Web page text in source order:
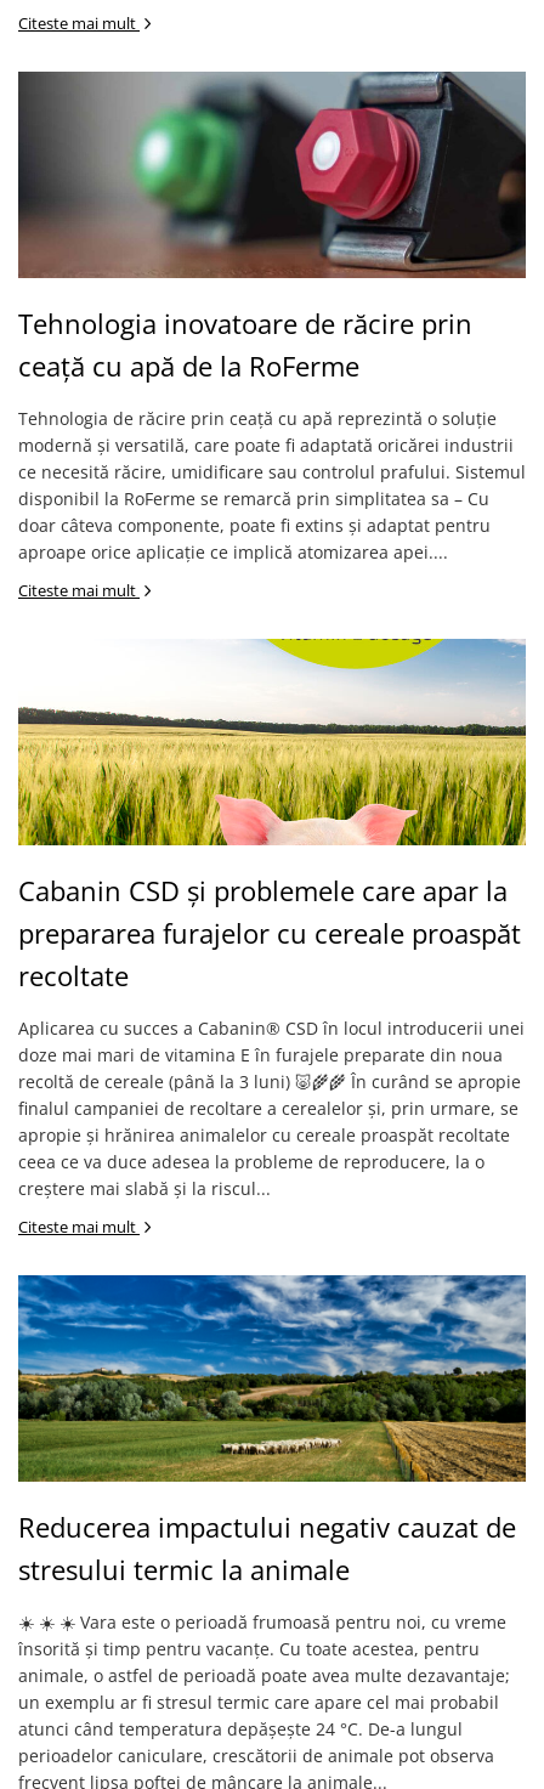
Citeste mai mult
Tehnologia inovatoare de răcire prin
ceață cu apă de la RoFerme
Tehnologia de răcire prin ceață cu apă reprezintă o soluție
modernă și versatilă, care poate fi adaptată oricărei industrii
ce necesită răcire, umidificare sau controlul prafului. Sistemul
disponibil la RoFerme se remarcă prin simplitatea sa – Cu
doar câteva componente, poate fi extins și adaptat pentru
aproape orice aplicație ce implică atomizarea apei....
Citeste mai mult
Cabanin CSD și problemele care apar la
prepararea furajelor cu cereale proaspăt
recoltate
Aplicarea cu succes a Cabanin® CSD în locul introducerii unei
doze mai mari de vitamina E în furajele preparate din noua
recoltă de cereale (până la 3 luni) 🐷🌾🌾 În curând se apropie
finalul campaniei de recoltare a cerealelor și, prin urmare, se
apropie și hrănirea animalelor cu cereale proaspăt recoltate
ceea ce va duce adesea la probleme de reproducere, la o
creștere mai slabă și la riscul...
Citeste mai mult
Reducerea impactului negativ cauzat de
stresului termic la animale
☀️ ☀️ ☀️ Vara este o perioadă frumoasă pentru noi, cu vreme
însorită și timp pentru vacanțe. Cu toate acestea, pentru
animale, o astfel de perioadă poate avea multe dezavantaje;
un exemplu ar fi stresul termic care apare cel mai probabil
atunci când temperatura depășește 24 °C. De-a lungul
perioadelor caniculare, crescătorii de animale pot observa
frecvent lipsa poftei de mâncare la animale...